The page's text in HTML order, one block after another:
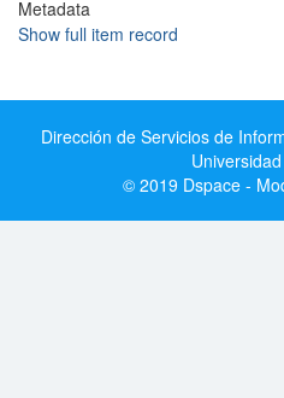
Metadata
Show full item record
Dirección de Servicios de
© 2019 Dspace -